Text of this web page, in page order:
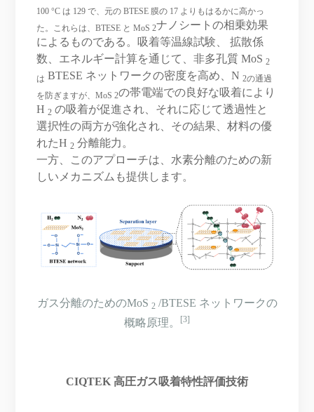
100 °C は 129 で、元の BTESE 膜の 17 よりもはるかに高かっ
た。これらは、BTESE と MoS2ナノシートの相乗効果
によるものである。吸着等温線試験、 拡散係
数、エネルギー計算を通じて、非多孔質 MoS2
は BTESE ネットワークの密度を高め、N2の通過
を防ぎますが、MoS2の帯電端での良好な吸着により
H2 の吸着が促進され、それに応じて透過性と
選択性の両方が強化され、その結果、材料の優
れたH2 分離能力。
一方、このアプローチは、水素分離のための新
しいメカニズムも提供します。
ガス分離のためのMoS 2 /BTESE ネットワークの
概略原理。
[3]
CIQTEK 高圧ガス吸着特性評価技術